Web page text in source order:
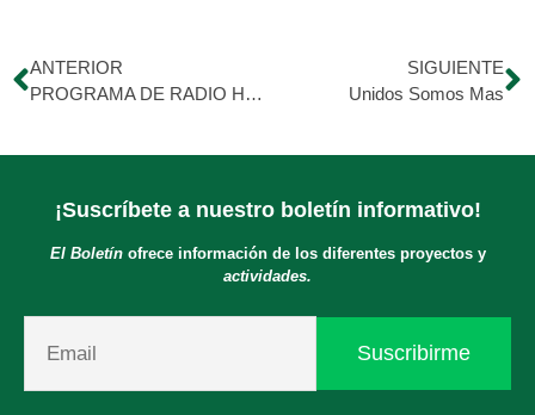
ANTERIOR
PROGRAMA DE RADIO HDM: Sábado 17/02/18
SIGUIENTE
Unidos Somos Mas
¡Suscríbete a nuestro boletín informativo!
El Boletínofrece información de los diferentes proyectos y
actividades.